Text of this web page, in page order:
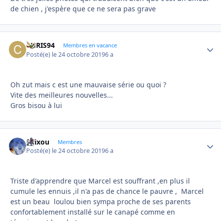
de chien , j'espère que ce ne sera pas grave
CHRIS94 Membres en vacance
Posté(e) le 24 octobre 20196 a
Oh zut mais c est une mauvaise série ou quoi ?
Vite des meilleures nouvelles...
Gros bisou à lui
felixou Membres
Posté(e) le 24 octobre 20196 a
Triste d'apprendre que Marcel est souffrant ,en plus il
cumule les ennuis ,il n'a pas de chance le pauvre , Marcel
est un beau loulou bien sympa proche de ses parents
confortablement installé sur le canapé comme en